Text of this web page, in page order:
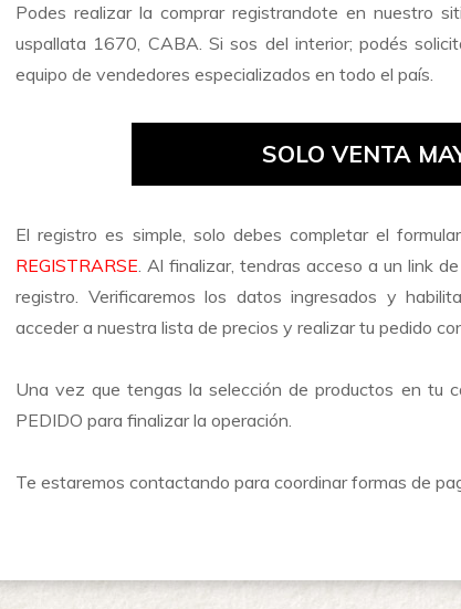
Podes realizar la comprar registrandote en nuestro
uspallata 1670, CABA. Si sos del interior; podés
equipo de vendedores especializados en todo el país.
SOLO VENTA
El registro es simple, solo debes completar el
REGISTRARSE. Al finalizar, tendras acceso a un link
registro. Verificaremos los datos ingresados y
acceder a nuestra lista de precios y realizar tu pedido
Una vez que tengas la selección de productos en tu
PEDIDO para finalizar la operación.
Te estaremos contactando para coordinar formas de